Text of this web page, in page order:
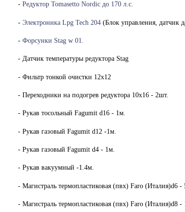
- Редуктор Tomasetto Nordic до 170 л.с.
- Электроника Lpg Tech 204 (Блок управления, датчик
- Форсунки Stag w 01.
- Датчик температуры редуктора Stag
- Фильтр тонкой очистки 12х12
- Переходники на подогрев редуктора 10х16 - 2шт.
- Рукав тосольный Fagumit d16 - 1м.
- Рукав газовый Fagumit d12 -1м.
- Рукав газовый Fagumit d4 - 1м.
- Рукав вакуумный -1.4м.
- Магистраль термопластиковая (пвх) Faro (Италия)d6 -
- Магистраль термопластиковая (пвх) Faro (Италия)d8 -